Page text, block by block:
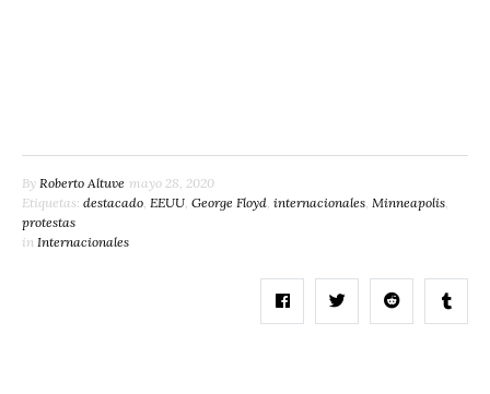
By Roberto Altuve mayo 28, 2020
Etiquetas: destacado, EEUU, George Floyd, internacionales, Minneapolis,
protestas
in Internacionales